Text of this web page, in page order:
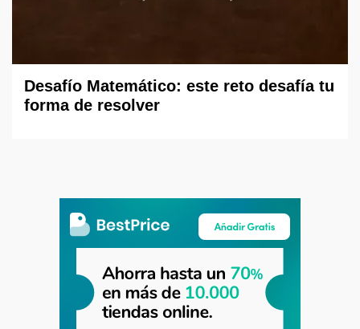
Desafío Matemático: este reto desafía tu
forma de resolver